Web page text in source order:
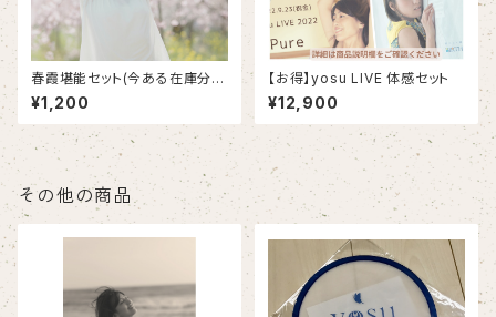
春霞堪能セット(今ある在庫分ま
で)
¥1,200
【お得】yosu LIVE 体感セット
¥12,900
その他の商品